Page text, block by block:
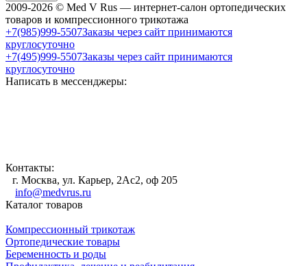
2009-2026 © Med V Rus — интернет-салон ортопедических
товаров и компрессионного трикотажа
+7(985)999-5507Заказы через сайт принимаются
круглосуточно
+7(495)999-5507Заказы через сайт принимаются
круглосуточно
Написать в мессенджеры:
Контакты:
г. Москва, ул. Карьер, 2Ас2, оф 205
info@medvrus.ru
Каталог товаров
Компрессионный трикотаж
Ортопедические товары
Беременность и роды